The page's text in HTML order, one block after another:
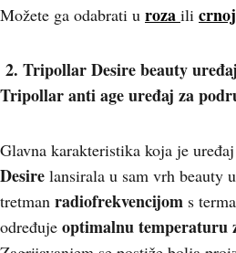
Možete ga odabrati u roza ili crnoj
2. Tripollar Desire beauty
Tripollar anti age uređaj za
Glavna karakteristika koja je
Desire lansirala u sam vrh beauty
tretman radiofrekvencijom s
određuje optimalnu temperaturu